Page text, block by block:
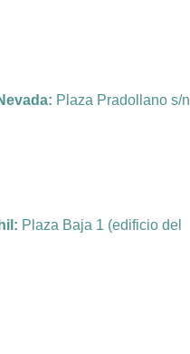
Plaza Pradollano s/n
Plaza Baja 1 (edificio del